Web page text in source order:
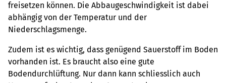
freisetzen können. Die Abbaugeschwindigkeit ist dabei
abhängig von der Temperatur und der
Niederschlagsmenge.
Zudem ist es wichtig, dass genügend Sauerstoff im Boden
vorhanden ist. Es braucht also eine gute
Bodendurchlüftung. Nur dann kann schliesslich auch